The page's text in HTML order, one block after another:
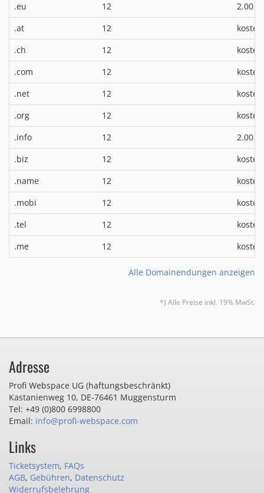
.eu 12 2.00 €
.at 12
.ch
12
.com
12
.net
12
.org
12
.info
12 2.00 €
.biz 12
.name
12
.mobi
12
.tel
12
.me
12
Alle Domainendungen anzeigen
*) Alle Preise inkl. 19% MwSt.
Adresse
Profi Webspace UG (haftungsbeschränkt)
Kastanienweg 10, DE-76461 Muggensturm
Tel: +49 (0)800 6998800
Email: info@profi-webspace.com
Links
Ticketsystem, FAQs
AGB, Gebühren, Datenschutz
Widerrufsbelehrung